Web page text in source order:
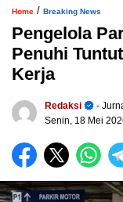
Home / Breaking News
Pengelola
Penuhi
Kerja
Redaksi
-
Senin, 18 Mei